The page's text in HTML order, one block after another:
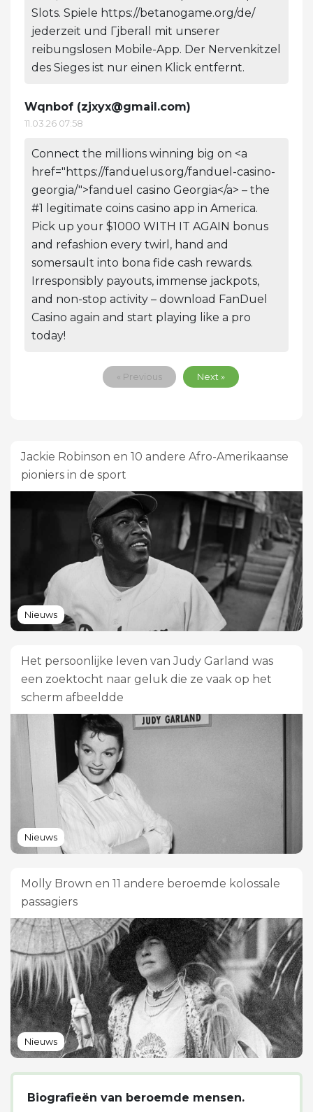
Slots. Spiele https://betanogame.org/de/
jederzeit und Гјberall mit unserer
reibungslosen Mobile-App. Der Nervenkitzel
des Sieges ist nur einen Klick entfernt.
Wqnbof (zjxyx@gmail.com)
11.03.26 07:58
Connect the millions winning big on <a
href="https://fanduelus.org/fanduel-casino-
georgia/">fanduel casino Georgia</a> – the
#1 legitimate coins casino app in America.
Pick up your $1000 WITH IT AGAIN bonus
and refashion every twirl, hand and
somersault into bona fide cash rewards.
Irresponsibly payouts, immense jackpots,
and non-stop activity – download FanDuel
Casino again and start playing like a pro
today!
« Previous Next »
Jackie Robinson en 10 andere Afro-Amerikaanse
pioniers in de sport
Nieuws
Het persoonlijke leven van Judy Garland was
een zoektocht naar geluk die ze vaak op het
scherm afbeeldde
Nieuws
Molly Brown en 11 andere beroemde kolossale
passagiers
Nieuws
Biografieën van beroemde mensen.